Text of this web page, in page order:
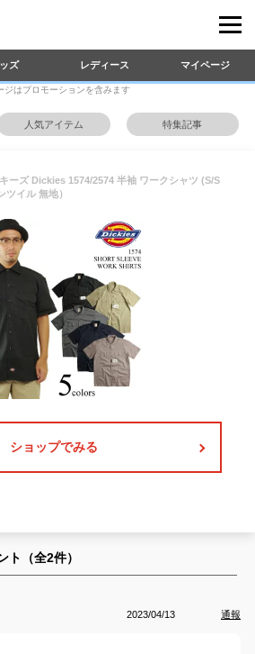
ズ レディース マイページ
ジはプロモーションを含みます
人気アイテム 特集記事
ーズ Dickies 1574/2574 半袖 ワークシャツ (S/S
イル 無地）
ショップでみる
ト（全2件）
2023/04/13 通報